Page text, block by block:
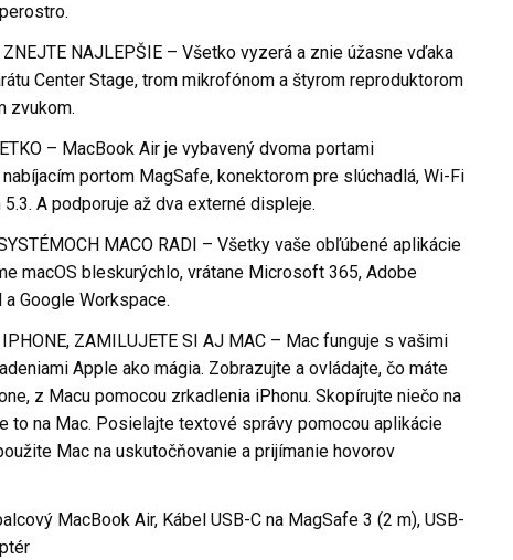
ZNEJTE NAJLEPŠIE – Všetko vyzerá a znie úžasne vďaka
Center Stage, trom mikrofónom a štyrom reproduktorom
zvukom.
– MacBook Air je vybavený dvoma portami
portom MagSafe, konektorom pre slúchadlá, Wi-Fi
5.3. A podporuje až dva externé displeje.
MACO RADI – Všetky vaše obľúbené aplikácie
macOS bleskurýchlo, vrátane Microsoft 365, Adobe
a Google Workspace.
ZAMILUJETE SI AJ MAC – Mac funguje s vašimi
Apple ako mágia. Zobrazujte a ovládajte, čo máte
z Macu pomocou zrkadlenia iPhonu. Skopírujte niečo na
to na Mac. Posielajte textové správy pomocou aplikácie
Mac na uskutočňovanie a prijímanie hovorov
MacBook Air, Kábel USB-C na MagSafe 3 (2 m), USB-